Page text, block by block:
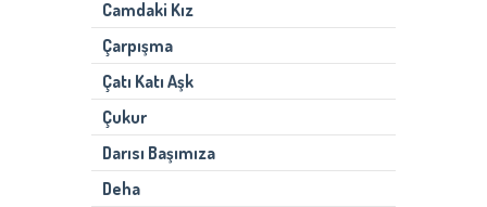
Camdaki Kız
Çarpışma
Çatı Katı Aşk
Çukur
Darısı Başımıza
Deha